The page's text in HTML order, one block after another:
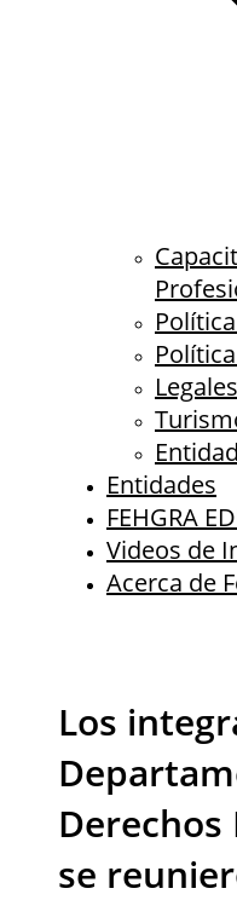
Legales
Entidades
FEHGRA
Videos de
Acerca de
Los
se